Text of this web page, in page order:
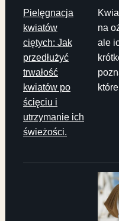
Pielęgnacja
kwiatów
ciętych: Jak
przedłużyć
trwałość
kwiatów po
ścięciu i
utrzymanie ich
świeżości.
na
ale